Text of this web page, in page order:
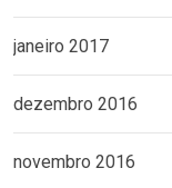
janeiro 2017
dezembro 2016
novembro 2016